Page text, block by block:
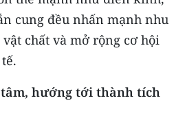
phía Bắc
Bộ và Tây
cung đều nhấn mạnh nhu
vật chất và mở rộng cơ hội
tâm, hướng tới thành tích